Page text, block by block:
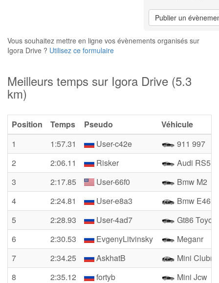
Publier un
Vous souhaitez mettre en ligne vos évènements organisés sur
Igora Drive ? Utilisez ce formulaire
Meilleurs temps sur Igora Drive (5.3
km)
Position Temps Pseudo
Véhicule
1
1:57.31 User-c42e
911 997
2
2:06.11 Risker
Audi RS5
3
2:17.85 User-66f0
Bmw M2
4
2:24.81 User-e8a3
Bmw E46
5
2:28.93 User-4ad7
Gt86 Toyota
6
2:30.53 EvgenyLitvinsky
Meganr
7
2:34.25 AskhatB
Mini
8
2:35.12 fortyb
Mini Jcw